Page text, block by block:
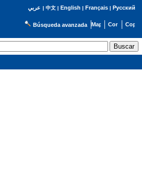
عربي | 中文| English | Français| Русский
Búsqueda avanzada